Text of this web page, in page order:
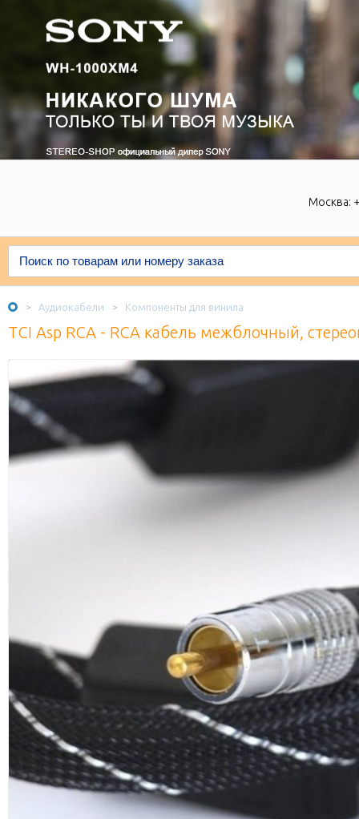
Москва:
> Аудиокабели > Компоненты для винила
TCI Asp RCA - RCA кабель межблочный,